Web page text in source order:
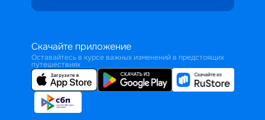
Скачайте приложение
Оставайтесь в курсе важных изменений в предстоящих
путешествиях